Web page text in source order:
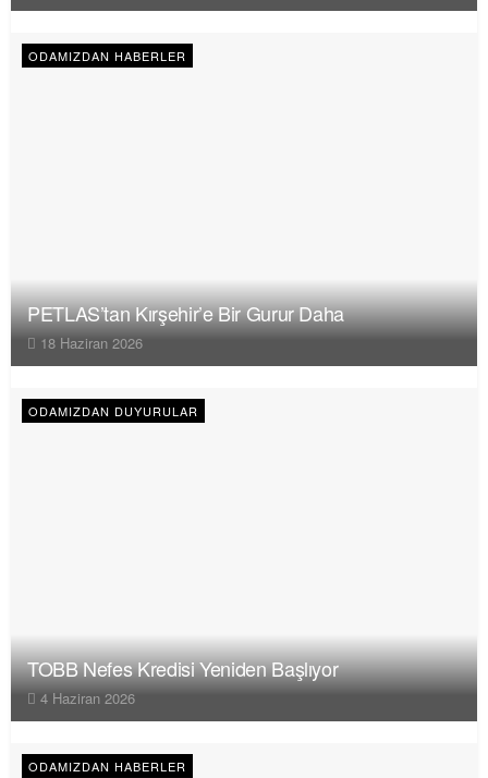
ODAMIZDAN HABERLER
PETLAS’tan Kırşehir’e Bir Gurur Daha
18 Haziran 2026
ODAMIZDAN DUYURULAR
TOBB Nefes Kredisi Yeniden Başlıyor
4 Haziran 2026
ODAMIZDAN HABERLER